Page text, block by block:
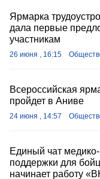
Ярмарка
дала первые
участникам
26 июня , 16:15
Всероссийская
пройдет в Аниве
24 июня , 14:57
Единый чат
поддержки для
начинает работу